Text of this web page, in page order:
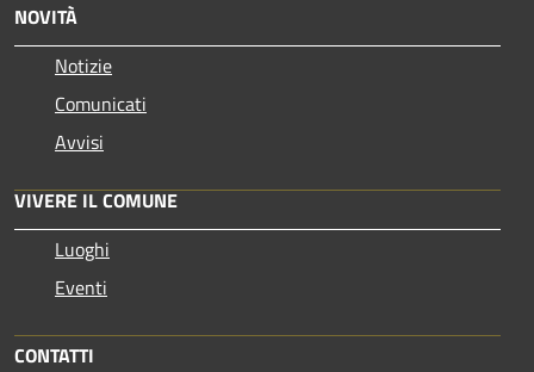
NOVITÀ
Notizie
Comunicati
Avvisi
VIVERE IL COMUNE
Luoghi
Eventi
CONTATTI